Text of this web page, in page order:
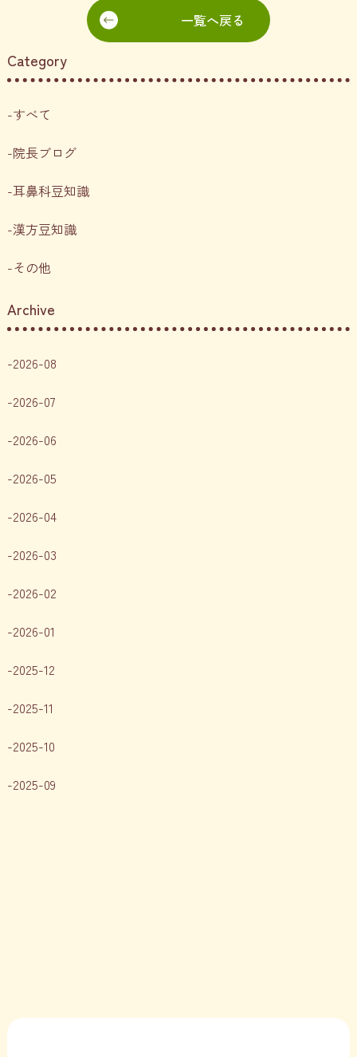
一覧へ戻る
Category
すべて
院長ブログ
耳鼻科豆知識
漢方豆知識
その他
Archive
2026-08
2026-07
2026-06
2026-05
2026-04
2026-03
2026-02
2026-01
2025-12
2025-11
2025-10
2025-09